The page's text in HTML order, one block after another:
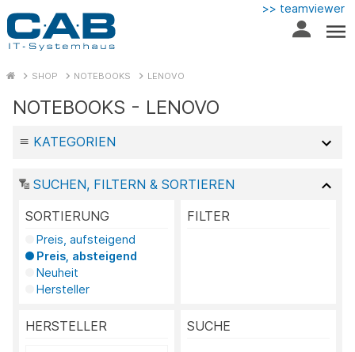
>> teamviewer
SHOP NOTEBOOKS LENOVO
NOTEBOOKS - LENOVO
KATEGORIEN
SUCHEN, FILTERN & SORTIEREN
SORTIERUNG
Preis, aufsteigend
Preis, absteigend
Neuheit
Hersteller
FILTER
HERSTELLER SUCHE